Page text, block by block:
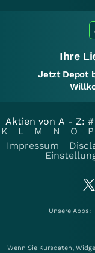
Ihre
Jetzt Depot
Aktien von A - Z: #
K
L M N O P
Impressum
Unsere Apps:
Wenn Sie Kursdaten,